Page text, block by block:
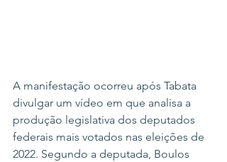
A manifestação ocorreu após Tabata
divulgar um vídeo em que analisa a
produção legislativa dos deputados
federais mais votados nas eleições de
2022. Segundo a deputada, Boulos